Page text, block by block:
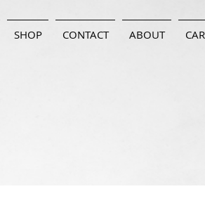
SHOP CONTACT ABOUT